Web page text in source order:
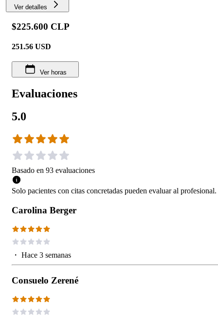
Ver detalles
$225.600 CLP
251.56 USD
Ver horas
Evaluaciones
5.0
Basado en 93 evaluaciones
Solo pacientes con citas concretadas pueden evaluar al profesional.
Carolina Berger
・ Hace 3 semanas
Consuelo Zerené